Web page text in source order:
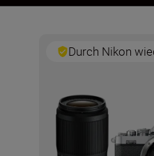
Durch Nikon